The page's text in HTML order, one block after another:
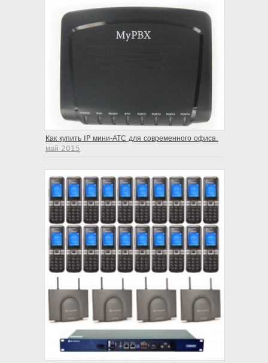
Как купить IP мини-АТС для современного офиса.
май 2015